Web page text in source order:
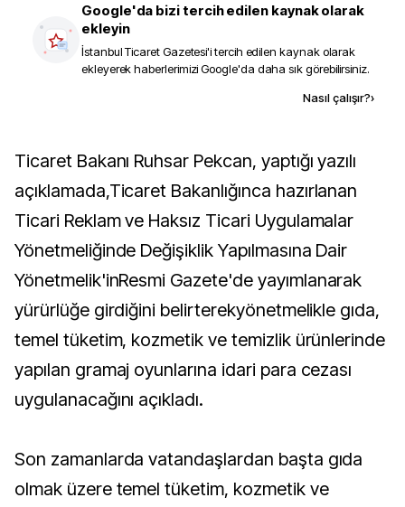
Google'da bizi tercih edilen kaynak olarak
ekleyin
İstanbul Ticaret Gazetesi'i tercih edilen kaynak olarak
ekleyerek haberlerimizi Google'da daha sık görebilirsiniz.
Nasıl çalışır?›
Ticaret Bakanı Ruhsar Pekcan, yaptığı yazılı
açıklamada,Ticaret Bakanlığınca hazırlanan
Ticari Reklam ve Haksız Ticari Uygulamalar
Yönetmeliğinde Değişiklik Yapılmasına Dair
Yönetmelik'inResmi Gazete'de yayımlanarak
yürürlüğe girdiğini belirterekyönetmelikle gıda,
temel tüketim, kozmetik ve temizlik ürünlerinde
yapılan gramaj oyunlarına idari para cezası
uygulanacağını açıkladı.
Son zamanlarda vatandaşlardan başta gıda
olmak üzere temel tüketim, kozmetik ve